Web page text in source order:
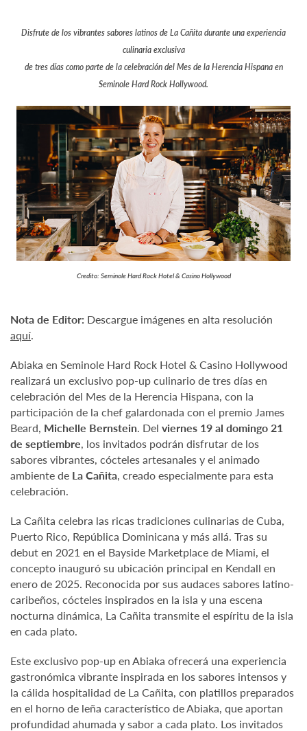
Disfrute de los vibrantes sabores latinos de La Cañita durante una experiencia
culinaria exclusiva
de tres días como parte de la celebración del Mes de la Herencia Hispana en
Seminole Hard Rock Hollywood.
Credito: Seminole Hard Rock Hotel & Casino Hollywood
Nota de Editor: Descargue imágenes en alta resolución
aquí.
Abiaka en Seminole Hard Rock Hotel & Casino Hollywood
realizará un exclusivo pop-up culinario de tres días en
celebración del Mes de la Herencia Hispana, con la
participación de la chef galardonada con el premio James
Beard, Michelle Bernstein. Del viernes 19 al domingo 21
de septiembre, los invitados podrán disfrutar de los
sabores vibrantes, cócteles artesanales y el animado
ambiente de La Cañita, creado especialmente para esta
celebración.
La Cañita celebra las ricas tradiciones culinarias de Cuba,
Puerto Rico, República Dominicana y más allá. Tras su
debut en 2021 en el Bayside Marketplace de Miami, el
concepto inauguró su ubicación principal en Kendall en
enero de 2025. Reconocida por sus audaces sabores latino-
caribeños, cócteles inspirados en la isla y una escena
nocturna dinámica, La Cañita transmite el espíritu de la isla
en cada plato.
Este exclusivo pop-up en Abiaka ofrecerá una experiencia
gastronómica vibrante inspirada en los sabores intensos y
la cálida hospitalidad de La Cañita, con platillos preparados
en el horno de leña característico de Abiaka, que aportan
profundidad ahumada y sabor a cada plato. Los invitados